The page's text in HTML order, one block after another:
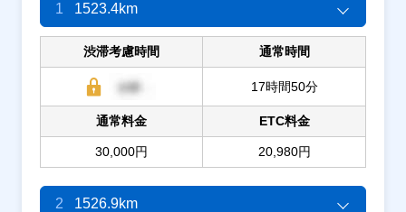
1 1523.4km
渋滞考慮時間 通常時間
17時間50分
通常料金
30,000円
ETC料金
20,980円
2 1526.9km